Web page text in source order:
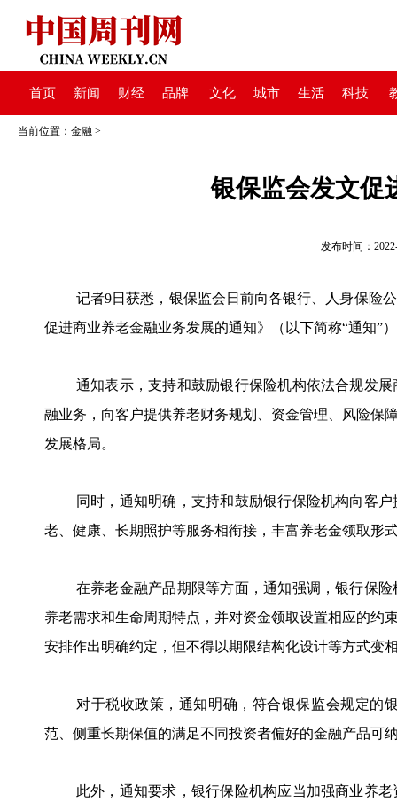
首页 新闻 财经 品牌 文化 城市 生活 科技
当前位置： 金融 >
银保监会发文促
发布时间：
记者9日获悉，银保监会日前向各银行、人身保险
促进商业养老金融业务发展的通知》（以下简称“通知”
通知表示，支持和鼓励银行保险机构依法合规发
融业务，向客户提供养老财务规划、资金管理、风险保
发展格局。
同时，通知明确，支持和鼓励银行保险机构向客
老、健康、长期照护等服务相衔接，丰富养老金领取形
在养老金融产品期限等方面，通知强调，银行保
养老需求和生命周期特点，并对资金领取设置相应的约
安排作出明确约定，但不得以期限结构化设计等方式变
对于税收政策，通知明确，符合银保监会规定的
范、侧重长期保值的满足不同投资者偏好的金融产品可
此外，通知要求，银行保险机构应当加强商业养